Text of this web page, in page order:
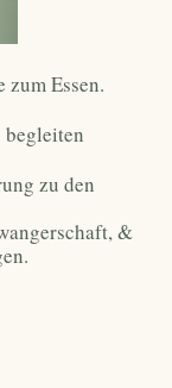
Essen.
zu den
&